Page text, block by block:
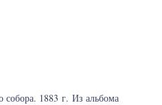
собора. 1883 г. Из альбома